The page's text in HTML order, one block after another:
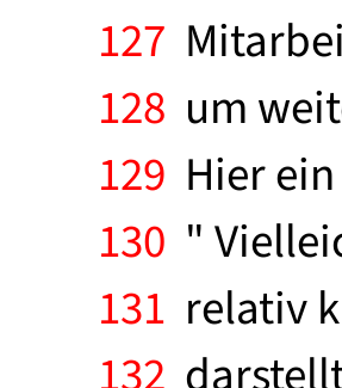
127
128 um
129 Hier
130 "
131 relativ